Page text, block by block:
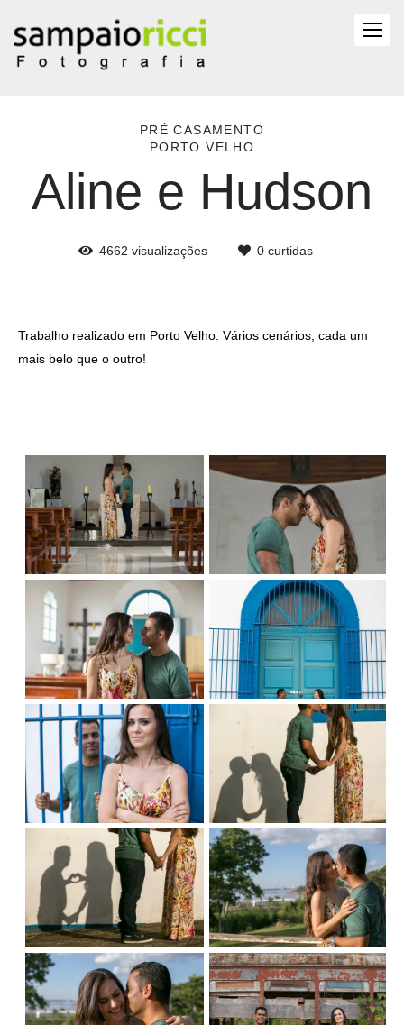
PRÉ CASAMENTO
PORTO VELHO
Aline e Hudson
4662 visualizações 0curtidas
Trabalho realizado em Porto Velho. Vários cenários, cada um
mais belo que o outro!